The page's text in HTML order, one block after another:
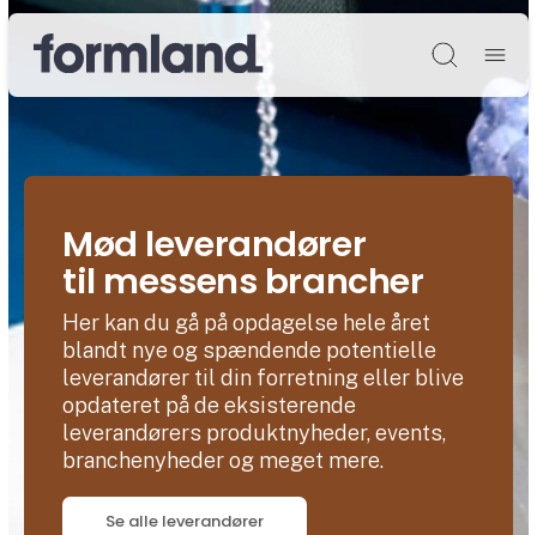
Søg
Mød leverandører
til messens brancher
Her kan du gå på opdagelse hele året
blandt nye og spændende potentielle
leverandører til din forretning eller blive
opdateret på de eksisterende
leverandørers produktnyheder, events,
branchenyheder og meget mere.
Se alle leverandører